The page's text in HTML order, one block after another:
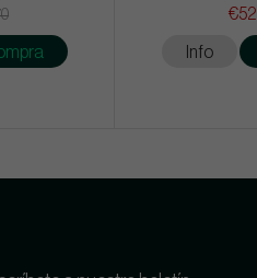
€52
Info